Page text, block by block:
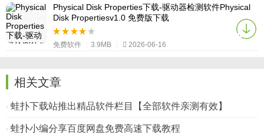
Physical Disk Properties下载-驱动器检测软件Physical
Disk Propertiesv1.0 免费版下载
免费软件 3.9MB 2026-06-16
相关文章
蛙扑下载站推出精品软件栏目【全部软件亲测有效】
蛙扑小编分享百度网盘免费高速下载教程